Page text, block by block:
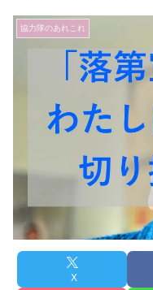
協力隊のあれこれ
X